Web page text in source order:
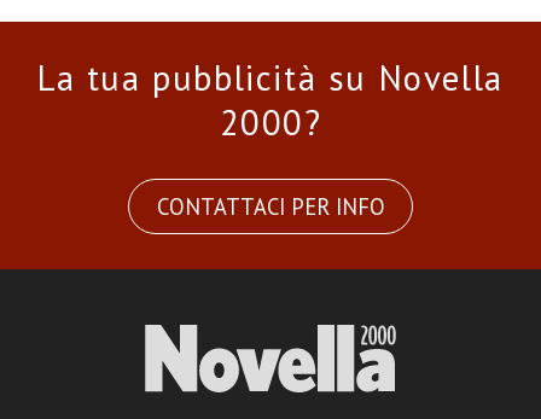
La tua pubblicità su Novella
2000?
CONTATTACI PER INFO